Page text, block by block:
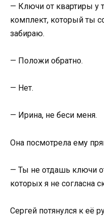
— Ключи от квартиры у
комплект, который ты
забираю.
— Положи обратно.
— Нет.
— Ирина, не беси меня.
Она посмотрела ему
— Ты не отдашь ключи
которых я не согласна
Сергей потянулся к её